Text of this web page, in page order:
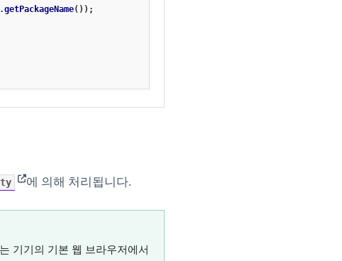
.getPackageName());
(opens in new tab)
에 의해 처리됩니다.
기기의 기본 웹 브라우저에서